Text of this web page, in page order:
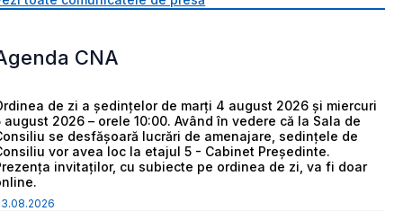
CNA
de zi a ședințelor de marți 4 august 2026 și miercuri
august 2026 – orele 10:00. Având în vedere că la Sala de
se desfășoară lucrări de amenajare, sedințele de
vor avea loc la etajul 5 - Cabinet Președinte.
invitaților, cu subiecte pe ordinea de zi, va fi doar